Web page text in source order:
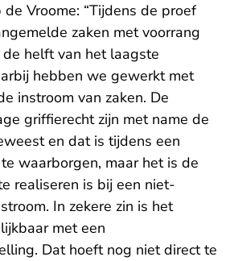
de Vroome: “Tijdens de proef
zaken met voorrang
helft van het laagste
hebben we gewerkt met
instroom van zaken. De
griffierecht zijn met name de
en dat is tijdens een
waarborgen, maar het is de
realiseren is bij een niet-
In zekere zin is het
met een
Dat hoeft nog niet direct te